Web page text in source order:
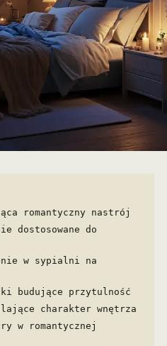
romantyczny nastrój
dostosowane do
w sypialni na
budujące przytulność
charakter wnętrza
w romantycznej